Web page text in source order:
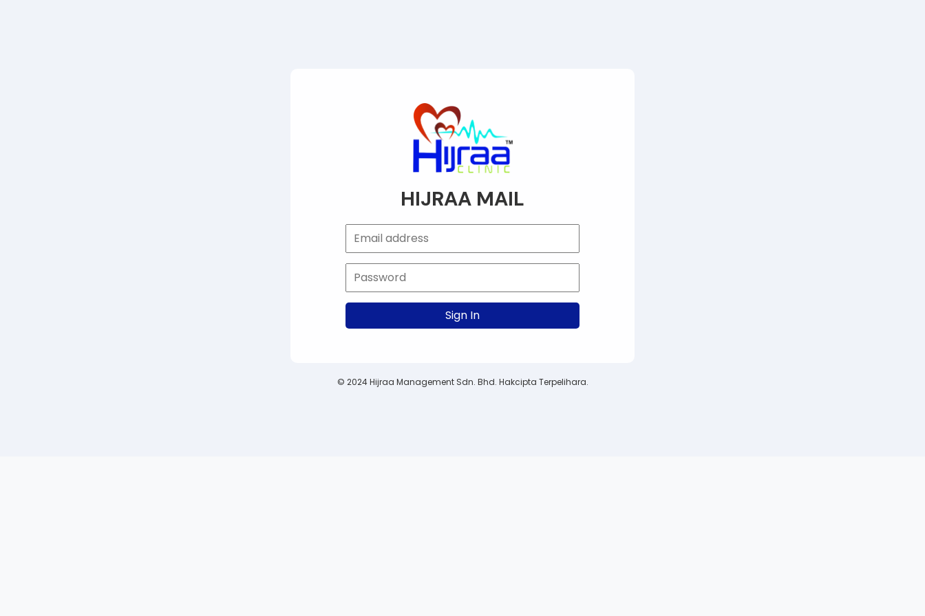
HIJRAA MAIL
© 2024 Hijraa Management Sdn. Bhd. Hakcipta Terpelihara.